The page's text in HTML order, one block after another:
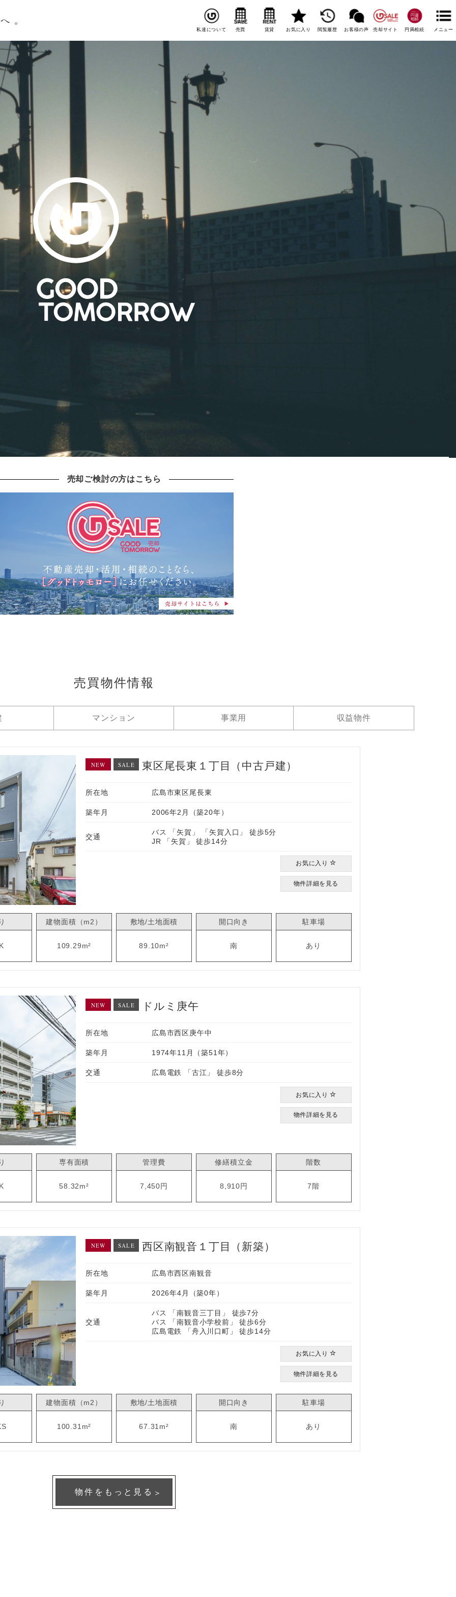
私達について 売買 賃貸 お気に入り 閲覧履歴 お客様の声 売却サイト 円満相続 メニュー
売却ご検討の方はこちら
売買物件情報
マンション 事業用 収益物件
NEW SALE 東区尾長東１丁目（中古戸建）
所在地 広島市東区尾長東
築年月 2006年2月（築20年）
交通
バス 「矢賀」 「矢賀入口」 徒歩5分
JR 「矢賀」 徒歩14分
お気に入り
物件詳細を見る
建物面積（m2）
109.29m²
敷地/土地面積
89.10m²
開口向き
南
駐車場
あり
NEW SALE ドルミ庚午
所在地 広島市西区庚午中
築年月 1974年11月（築51年）
交通 広島電鉄 「古江」 徒歩8分
お気に入り
物件詳細を見る
専有面積
58.32m²
管理費
7,450円
修繕積立金
8,910円
階数
7階
NEW SALE 西区南観音１丁目（新築）
所在地 広島市西区南観音
築年月 2026年4月（築0年）
交通
バス 「南観音三丁目」 徒歩7分
バス 「南観音小学校前」 徒歩6分
広島電鉄 「舟入川口町」 徒歩14分
お気に入り
物件詳細を見る
建物面積（m2）
100.31m²
敷地/土地面積
67.31m²
開口向き
南
駐車場
あり
物件をもっと見る